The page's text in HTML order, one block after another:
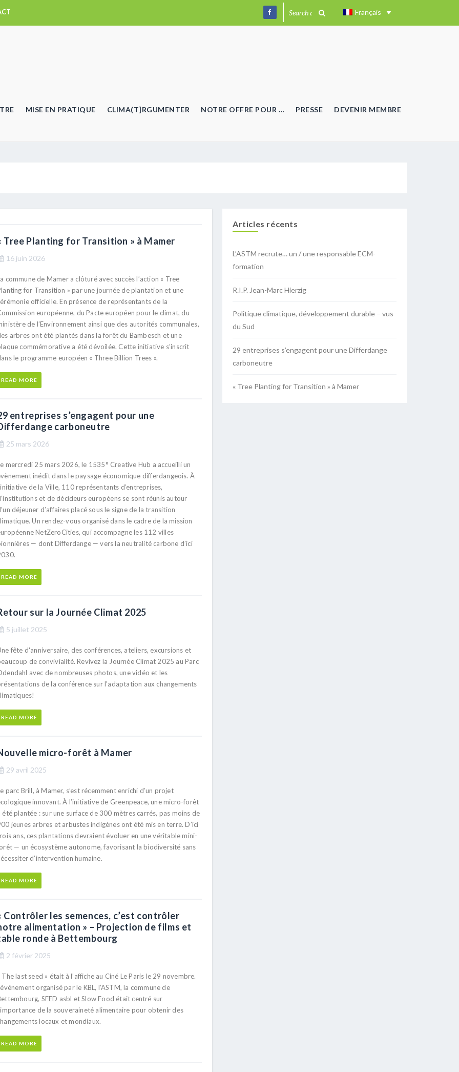
Français
MISE EN PRATIQUE CLIMA(T]RGUMENTER NOTRE OFFRE POUR … PRESSE DEVENIR MEMBRE
Tree Planting for Transition » à Mamer
16 juin 2026
commune de Mamer a clôturé avec succès l’action « Tree
for Transition » par une journée de plantation et une
officielle. En présence de représentants de la
européenne, du Pacte européen pour le climat, du
de l’Environnement ainsi que des autorités communales,
arbres ont été plantés dans la forêt du Bambësch et une
commémorative a été dévoilée. Cette initiative s’inscrit
le programme européen « Three Billion Trees ».
READ MORE
entreprises s’engagent pour une
carboneutre
25 mars 2026
mercredi 25 mars 2026, le 1535° Creative Hub a accueilli un
inédit dans le paysage économique differdangeois. À
de la Ville, 110 représentants d’entreprises,
et de décideurs européens se sont réunis autour
déjeuner d’affaires placé sous le signe de la transition
Un rendez-vous organisé dans le cadre de la mission
NetZeroCities, qui accompagne les 112 villes
— dont Differdange — vers la neutralité carbone d’ici
READ MORE
sur la Journée Climat 2025
5 juillet 2025
fête d'anniversaire, des conférences, ateliers, excursions et
de convivialité. Revivez la Journée Climat 2025 au Parc
avec de nombreuses photos, une vidéo et les
de la conférence sur l'adaptation aux changements
READ MORE
micro-forêt à Mamer
29 avril 2025
parc Brill, à Mamer, s’est récemment enrichi d’un projet
innovant. À l’initiative de Greenpeace, une micro-forêt
été plantée : sur une surface de 300 mètres carrés, pas moins de
jeunes arbres et arbustes indigènes ont été mis en terre. D’ici
ans, ces plantations devraient évoluer en une véritable mini-
— un écosystème autonome, favorisant la biodiversité sans
d’intervention humaine.
READ MORE
Contrôler les semences, c’est contrôler
alimentation » – Projection de films et
ronde à Bettembourg
2 février 2025
The last seed » était à l’affiche au Ciné Le Paris le 29 novembre.
organisé par le KBL, l’ASTM, la commune de
SEED asbl et Slow Food était centré sur
de la souveraineté alimentaire pour obtenir des
locaux et mondiaux.
READ MORE
Articles récents
L’ASTM recrute… un / une responsable ECM-
formation
R.I.P. Jean-Marc Hierzig
Politique climatique, développement durable – vus
du Sud
29 entreprises s’engagent pour une Differdange
carboneutre
« Tree Planting for Transition » à Mamer